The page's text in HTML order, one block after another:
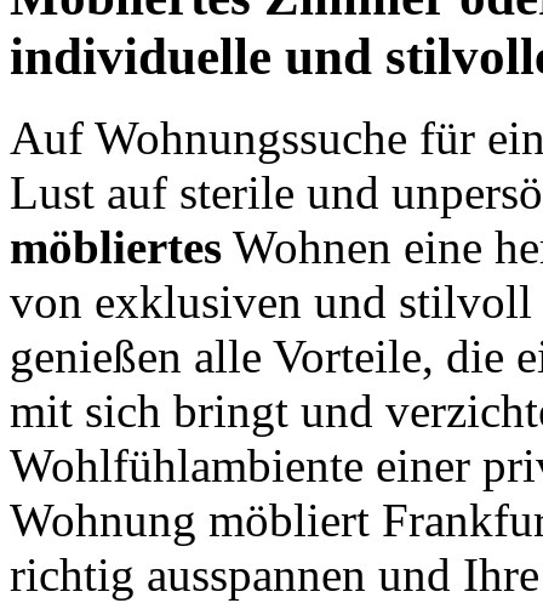
individuelle und
Auf Wohnungssuche für
Lust auf sterile und
möbliertes Wohnen eine
von exklusiven und stilvoll
genießen alle Vorteile, die
mit sich bringt und
Wohlfühlambiente einer
Wohnung möbliert
richtig ausspannen und